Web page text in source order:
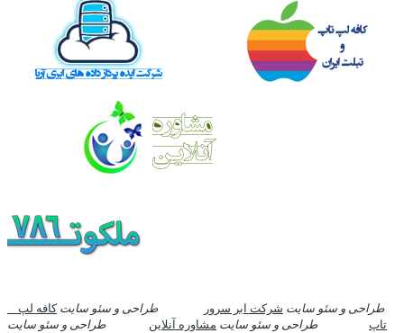
طراحی و سئو سایت شرکت ابر سرور طراحی و سئو سایت کافه لپ
تاپ
طراحی و سئو سایت مشاوره آنلاین
طراحی و سئو سایت